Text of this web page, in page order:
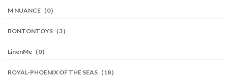
M NUANCE（0）
BONTONTOYS（3）
LinenMe（0）
ROYAL-PHOENIX OF THE SEAS（18）